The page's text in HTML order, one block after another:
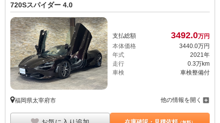
720Sスパイダー 4.0
支払総額 3492.0万円
本体価格
3440. 0万円
年式
2021年
走行
0.3万km
車検
車検整備付
福岡県太宰府市 他の情報を開く